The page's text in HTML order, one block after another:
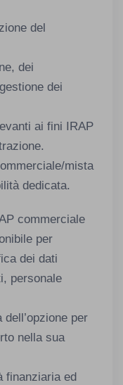
del
dei
dei
ai fini IRAP
mista
dedicata.
commerciale
per
dei dati
personale
per
nella sua
finanziaria ed